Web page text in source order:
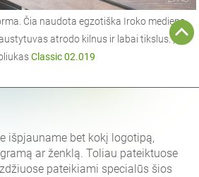
Čia naudota egzotiška Iroko mediena,
atrodo kilnus ir labai tikslus. |
Classic 02.019
išpjauname bet kokį logotipą,
ar ženklą. Toliau pateiktuose
pateikiami specialūs šios